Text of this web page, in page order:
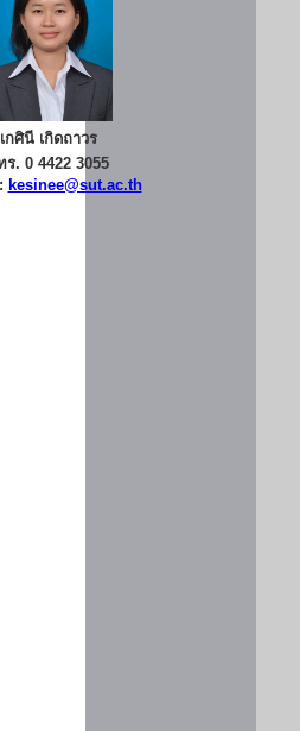
เกศินี เกิดถาวร
ร. 0 4422 3055
kesinee@sut.ac.th